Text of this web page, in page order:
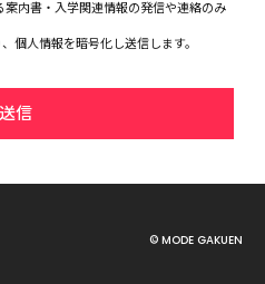
内書・入学関連情報の発信や連絡のみ
個人情報を暗号化し送信します。
送信
© MODE GAKUEN